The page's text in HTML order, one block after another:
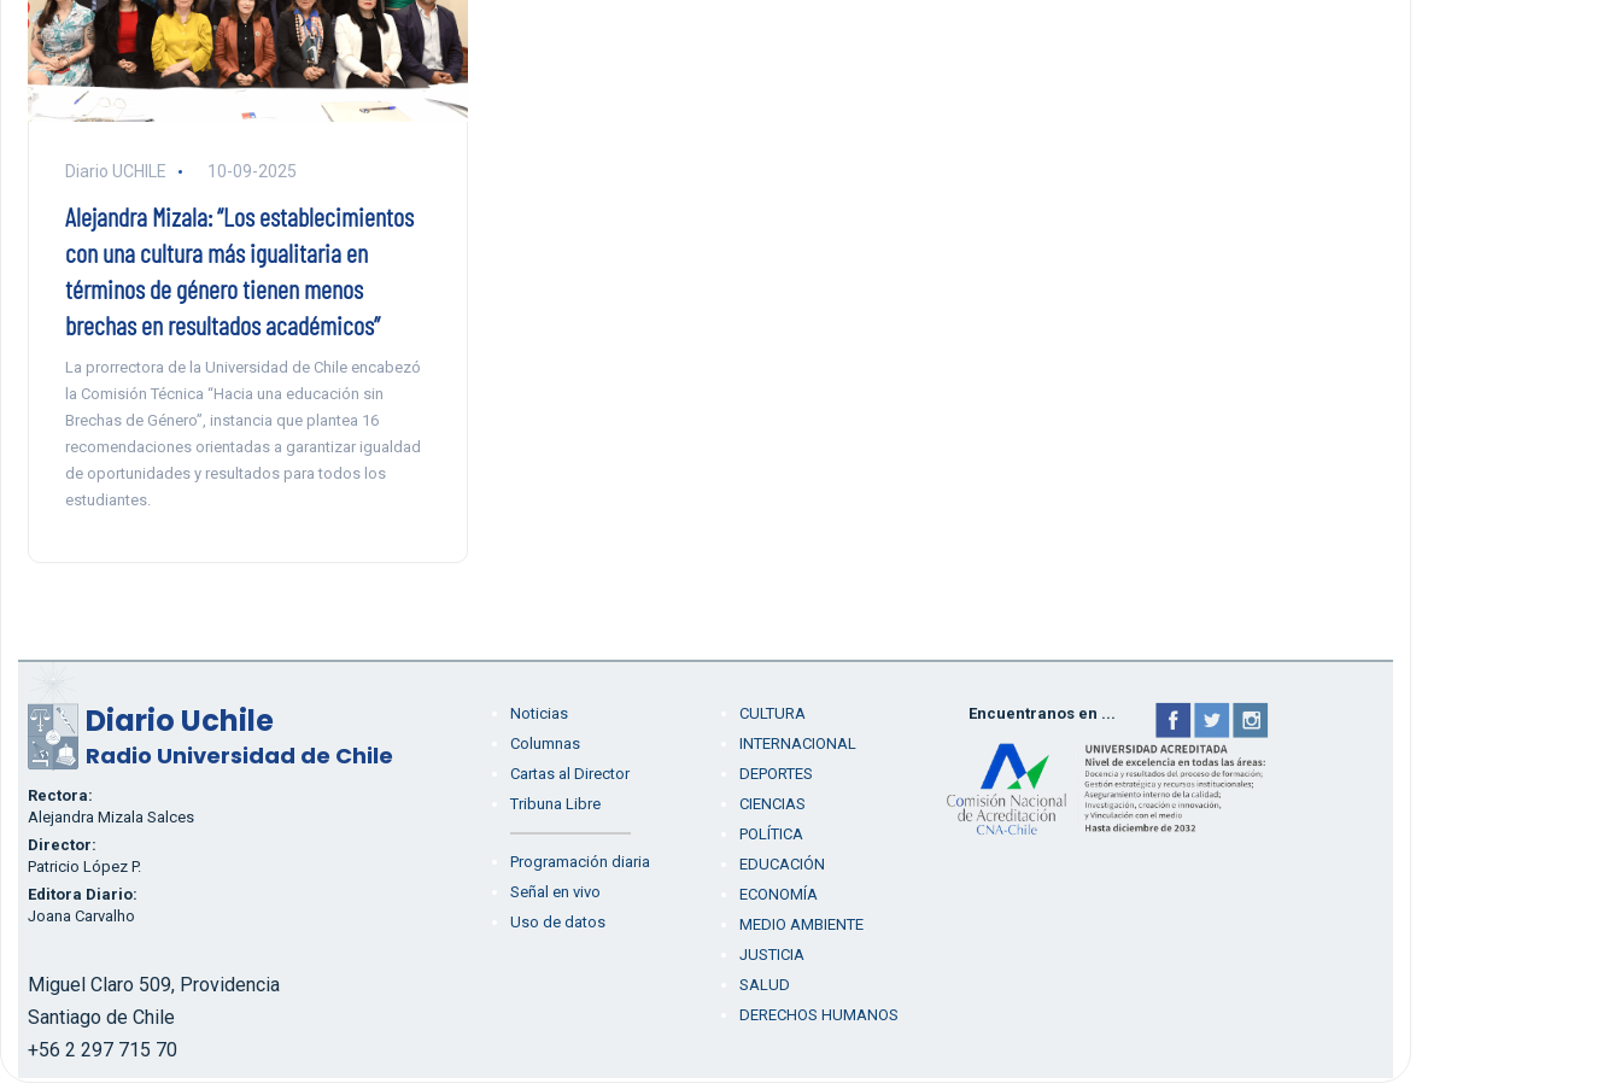
Diario UCHILE 10-09-2025
Alejandra Mizala: “Los establecimientos
con una cultura más igualitaria en
términos de género tienen menos
brechas en resultados académicos”
La prorrectora de la Universidad de Chile encabezó
la Comisión Técnica “Hacia una educación sin
Brechas de Género”, instancia que plantea 16
recomendaciones orientadas a garantizar igualdad
de oportunidades y resultados para todos los
estudiantes.
Diario Uchile
Radio Universidad de Chile
Rectora:
Alejandra Mizala Salces
Director:
Patricio López P.
Editora Diario:
Joana Carvalho
Miguel Claro 509, Providencia
Santiago de Chile
+56 2 297 715 70
Noticias
Columnas
Cartas al Director
Tribuna Libre
Programación diaria
Señal en vivo
Uso de datos
CULTURA
INTERNACIONAL
DEPORTES
CIENCIAS
POLÍTICA
EDUCACIÓN
ECONOMÍA
MEDIO AMBIENTE
JUSTICIA
SALUD
DERECHOS HUMANOS
Encuentranos en ...